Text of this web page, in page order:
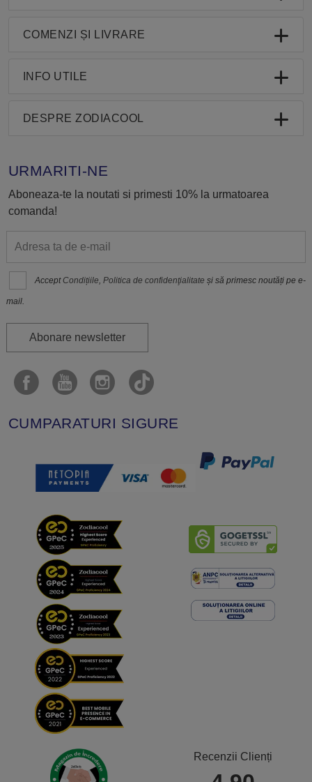
COMENZI ȘI LIVRARE
INFO UTILE
DESPRE ZODIACOOL
URMARITI-NE
Aboneaza-te la noutati si primesti 10% la urmatoarea
comanda!
Accept Condițiile,Politica de confidenţialitate și să primesc noutăți pe e-
mail.
Abonare newsletter
CUMPARATURI SIGURE
Recenzii Clienți